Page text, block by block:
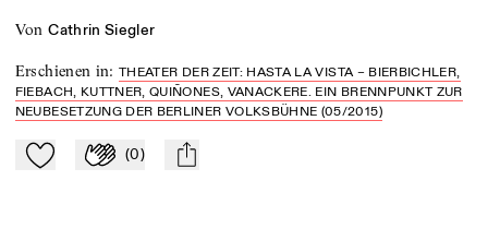
von Cathrin Siegler
Erschienen in:THEATER DER ZEIT: HASTA LA VISTA – BIERBICHLER,
FIEBACH, KUTTNER, QUIÑONES, VANACKERE. EIN BRENNPUNKT ZUR
NEUBESETZUNG DER BERLINER VOLKSBÜHNE (05/2015)
Zu Mein-TdZ hinzufügen
Applaudieren
(0) mail